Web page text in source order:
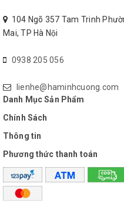
104 Ngõ 357 Tam Trinh
Mai, TP Hà Nội
0938 205 056
lienhe@haminhcuong.com
Danh Mục Sản Phẩm
Chính Sách
Thông tin
Phương thức thanh toán